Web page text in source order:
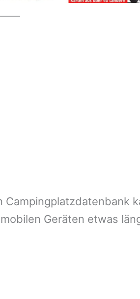
Campingplatzdatenbank
Geräten etwas